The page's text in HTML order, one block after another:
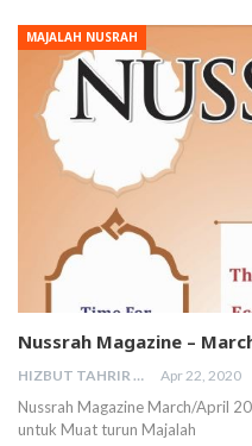
MAJALAH NUSRAH
Nussrah Magazine –
HIZBUT TAHRIR MALAYSIA Apr 22, 2020
Nussrah Magazine March/April
untuk Muat turun Majalah